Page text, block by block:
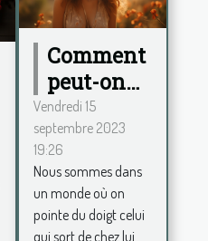
Comment
peut-on
procéder
pour se
sentir
belle au
quotidien
Vendredi 15
septembre 2023
19:26
Nous sommes dans
un monde où on
pointe du doigt celui
qui sort de chez lui